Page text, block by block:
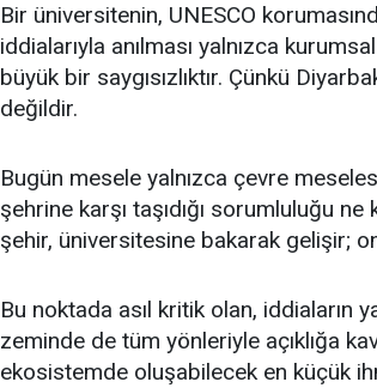
Bir üniversitenin, UNESCO
iddialarıyla anılması yalnızca
büyük bir saygısızlıktır. Çünkü
değildir.
Bugün mesele yalnızca çevre
şehrine karşı taşıdığı sorumluluğu
şehir, üniversitesine bakarak gelişir;
Bu noktada asıl kritik olan, iddiaların
zeminde de tüm yönleriyle açıklığa
ekosistemde oluşabilecek en küçük